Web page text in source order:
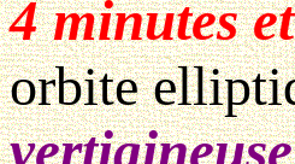
4 minutes
orbite